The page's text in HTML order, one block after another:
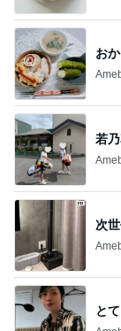
お
若
次
と